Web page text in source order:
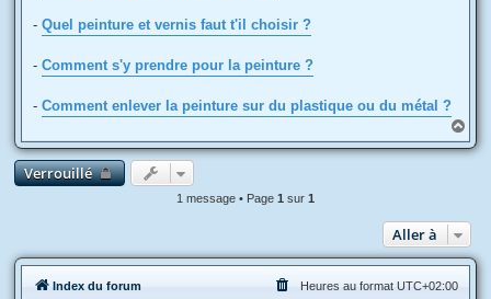
- Quel peinture et vernis faut t'il choisir ?
- Comment s'y prendre pour la peinture ?
- Comment enlever la peinture sur du plastique ou du métal ?
a
u
Verrouillé
1 message • Page 1 sur 1
Aller à
Index du forum Heures au format UTC+02:00